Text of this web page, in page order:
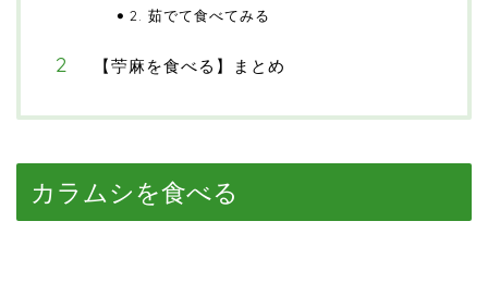
2. 茹でて食べてみる
【苧麻を食べる】まとめ
カラムシを食べる